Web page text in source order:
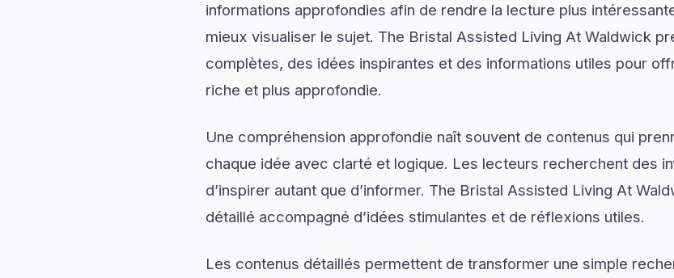
informations approfondies afin de rendre la lecture plus
mieux visualiser le sujet. The Bristal Assisted Living At Waldwick
complètes, des idées inspirantes et des informations utiles pour
riche et plus approfondie.
Une compréhension approfondie naît souvent de contenus qui
chaque idée avec clarté et logique. Les lecteurs recherchent des
d’inspirer autant que d’informer. The Bristal Assisted Living At
détaillé accompagné d’idées stimulantes et de réflexions utiles.
Les contenus détaillés permettent de transformer une simple